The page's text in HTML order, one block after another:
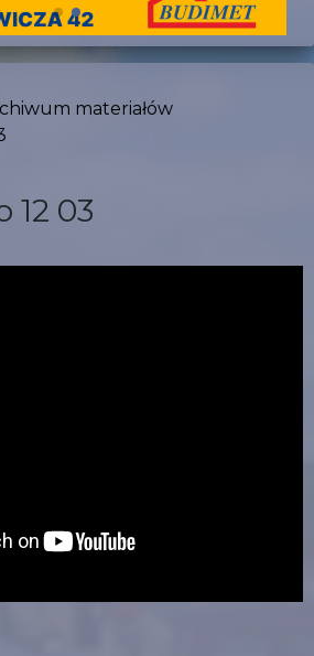
materiałów
12 03